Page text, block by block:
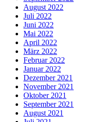
August 2022
Juli 2022
Juni 2022
Mai 2022
April 2022
März 2022
Februar 2022
Januar 2022
Dezember 2021
November 2021
Oktober 2021
September 2021
August 2021